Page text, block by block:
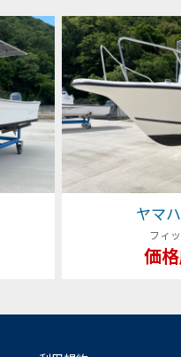
ヤマ
フィ
価